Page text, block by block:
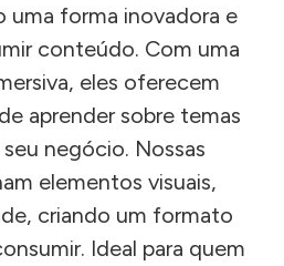
uma forma inovadora e
conteúdo. Com uma
eles oferecem
aprender sobre temas
negócio. Nossas
elementos visuais,
criando um formato
Ideal para quem